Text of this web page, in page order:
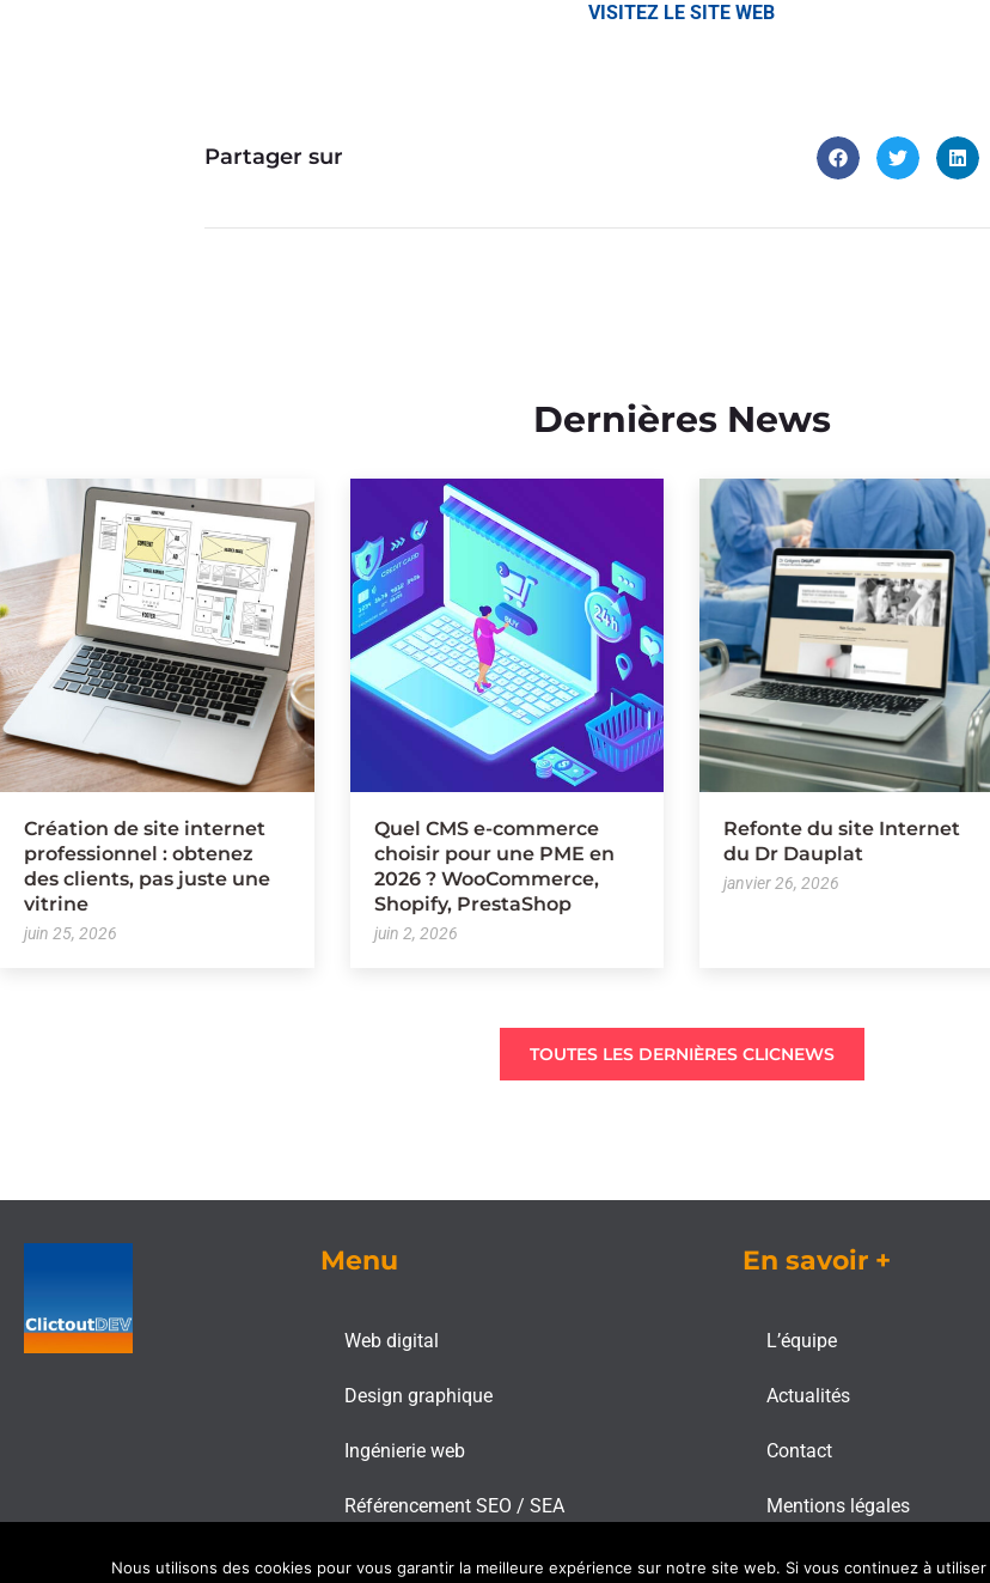
VISITEZ LE SITE WEB
Partager sur
Dernières News
Création de site internet
professionnel : obtenez
des clients, pas juste une
vitrine
juin 25, 2026
Quel CMS e-commerce
choisir pour une PME en
2026 ? WooCommerce,
Shopify, PrestaShop
juin 2, 2026
Refonte du site Internet
du Dr Dauplat
janvier 26, 2026
TOUTES LES DERNIÈRES CLICNEWS
Menu
Web digital
Design graphique
Ingénierie web
Référencement SEO / SEA
En savoir +
L’équipe
Actualités
Contact
Mentions légales
© 2022 Clictoutdev - Tous droits réservés
Nous utilisons des cookies pour vous garantir la meilleure expérience sur notre site web. Si vous continuez à